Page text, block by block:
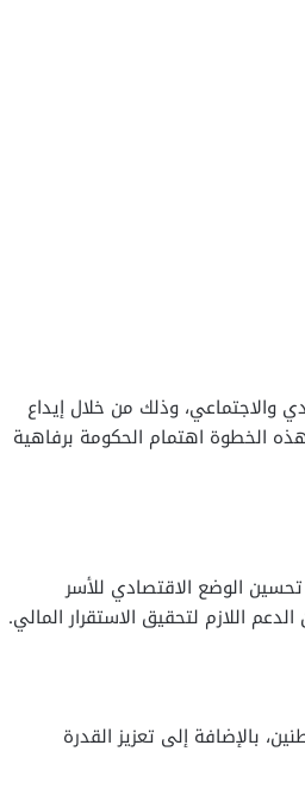
والاجتماعي، وذلك من خلال إيداع
الخطوة اهتمام الحكومة برفاهية
الوضع الاقتصادي للأسر
اللازم لتحقيق الاستقرار المالي.
بالإضافة إلى تعزيز القدرة